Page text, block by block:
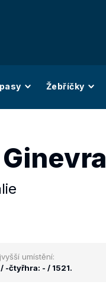
Žebříčky
umístění:
-čtyřhra: - / 1521.